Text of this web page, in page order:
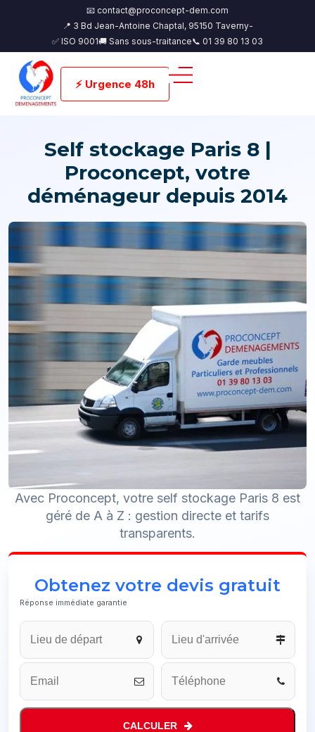
📧 contact@proconcept-dem.com
📍 3 Bd Jean-Antoine Chaptal, 95150 Taverny-
✅ ISO 9001🚚 Sans sous-traitance📞 01 39 80 13 03
⚡ Urgence 48h
Self stockage Paris 8 |
Proconcept, votre
déménageur depuis 2014
Avec Proconcept, votre self stockage Paris 8 est
géré de A à Z : gestion directe et tarifs
transparents.
Obtenez votre devis gratuit
Réponse immédiate garantie
CALCULER